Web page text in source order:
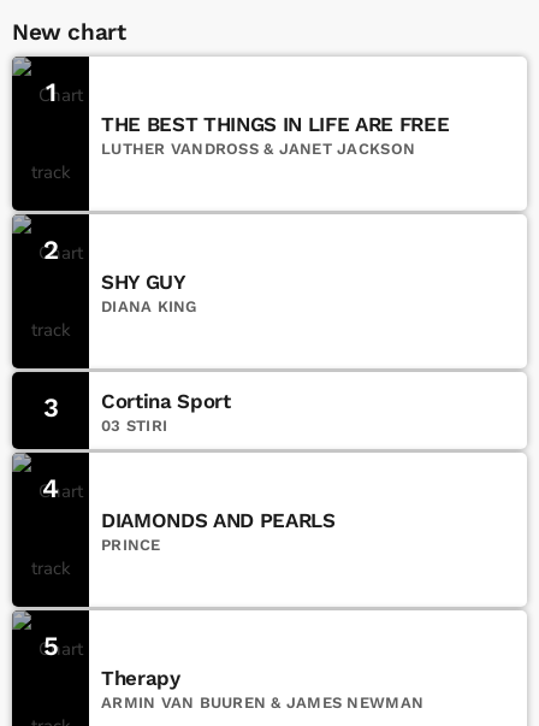
New chart
1
THE BEST THINGS IN LIFE ARE FREE
LUTHER VANDROSS & JANET JACKSON
2
SHY GUY
DIANA KING
3 Cortina Sport
03 STIRI
4
DIAMONDS AND PEARLS
PRINCE
5
Therapy
ARMIN VAN BUUREN & JAMES NEWMAN